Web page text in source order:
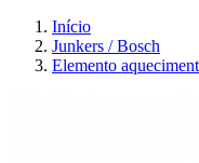
Início
Junkers / Bosch
Elemento